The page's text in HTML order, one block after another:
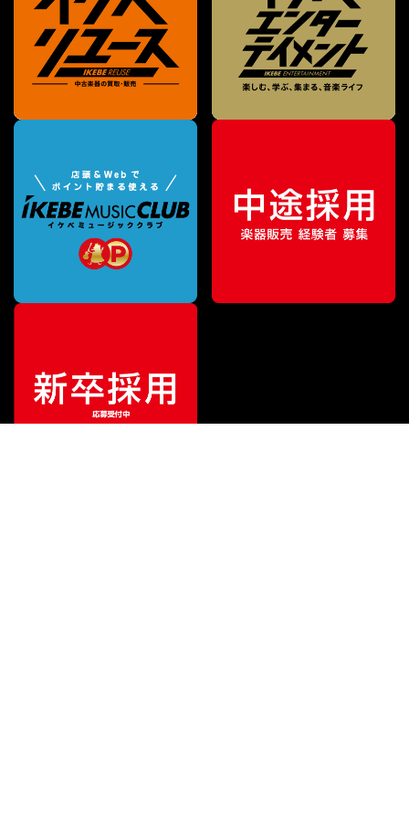
販売価格¥40,000（税込）